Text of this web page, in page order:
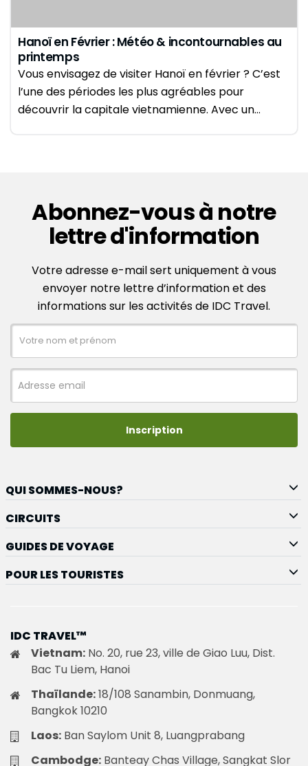
Hanoï en Février : Météo & incontournables au
printemps
Vous envisagez de visiter Hanoï en février ? C’est
l’une des périodes les plus agréables pour
découvrir la capitale vietnamienne. Avec un…
Abonnez-vous à notre
lettre d'information
Votre adresse e-mail sert uniquement à vous
envoyer notre lettre d’information et des
informations sur les activités de IDC Travel.
Inscription
QUI SOMMES-NOUS?
CIRCUITS
GUIDES DE VOYAGE
POUR LES TOURISTES
IDC TRAVEL™
Vietnam: No. 20, rue 23, ville de Giao Luu, Dist.
Bac Tu Liem, Hanoi
Thaïlande:18/108 Sanambin, Donmuang,
Bangkok 10210
Laos: Ban Saylom Unit 8, Luangprabang
Cambodge: Banteay Chas Village, Sangkat Slor